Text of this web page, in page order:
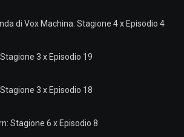
di Vox Machina: Stagione 4 x Episodio 4
3 x Episodio 19
3 x Episodio 18
Stagione 6 x Episodio 8